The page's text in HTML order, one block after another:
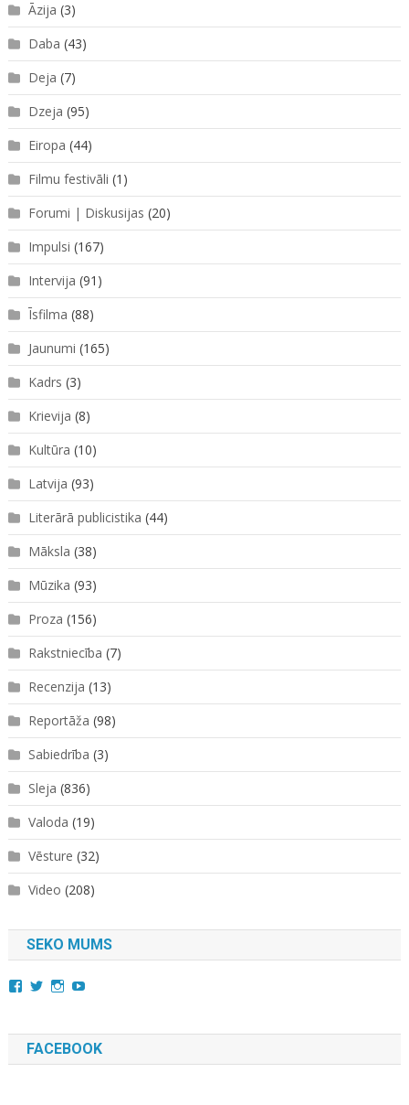
Āzija (3)
Daba (43)
Deja (7)
Dzeja (95)
Eiropa (44)
Filmu festivāli (1)
Forumi | Diskusijas (20)
Impulsi (167)
Intervija (91)
Īsfilma (88)
Jaunumi (165)
Kadrs (3)
Krievija (8)
Kultūra (10)
Latvija (93)
Literārā publicistika (44)
Māksla (38)
Mūzika (93)
Proza (156)
Rakstniecība (7)
Recenzija (13)
Reportāža (98)
Sabiedrība (3)
Sleja (836)
Valoda (19)
Vēsture (32)
Video (208)
SEKO MUMS
View
Facebook
View
Twitter
View
Instagram
YouTube
FACEBOOK